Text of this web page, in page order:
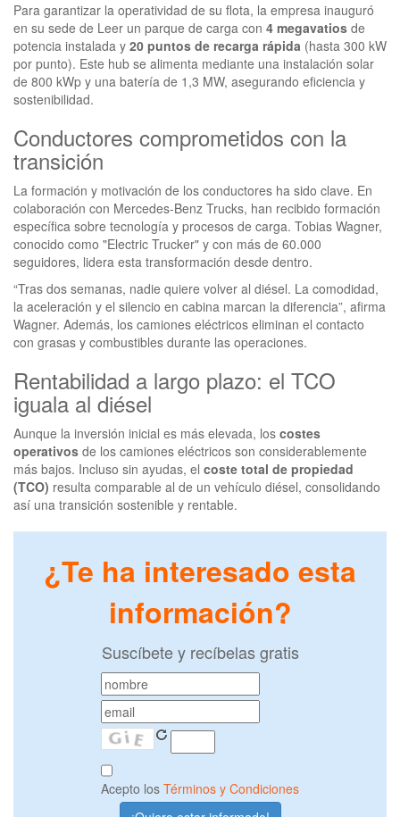
Para garantizar la operatividad de su flota, la empresa inauguró
en su sede de Leer un parque de carga con 4 megavatios de
potencia instalada y 20 puntos de recarga rápida (hasta 300 kW
por punto). Este hub se alimenta mediante una instalación solar
de 800 kWp y una batería de 1,3 MW, asegurando eficiencia y
sostenibilidad.
Conductores comprometidos con la
transición
La formación y motivación de los conductores ha sido clave. En
colaboración con Mercedes-Benz Trucks, han recibido formación
específica sobre tecnología y procesos de carga. Tobias Wagner,
conocido como "Electric Trucker" y con más de 60.000
seguidores, lidera esta transformación desde dentro.
“Tras dos semanas, nadie quiere volver al diésel. La comodidad,
la aceleración y el silencio en cabina marcan la diferencia”, afirma
Wagner. Además, los camiones eléctricos eliminan el contacto
con grasas y combustibles durante las operaciones.
Rentabilidad a largo plazo: el TCO
iguala al diésel
Aunque la inversión inicial es más elevada, los costes
operativos de los camiones eléctricos son considerablemente
más bajos. Incluso sin ayudas, el coste total de propiedad
(TCO) resulta comparable al de un vehículo diésel, consolidando
así una transición sostenible y rentable.
¿Te ha interesado esta
información?
Suscíbete y recíbelas gratis
Acepto los Términos y Condiciones